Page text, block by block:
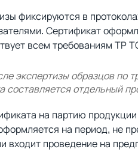
фиксируются в
Сертификат
всем требованиям ТР
экспертизы образцов по
составляется отдельный
на партию
на период, не
входит проведение на